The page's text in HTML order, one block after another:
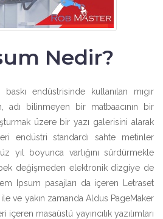
Nedir?
endüstrisinde kullanılan mıgır
adı bilinmeyen bir matbaacının bir
üzere bir yazı galerisini alarak
endüstri standardı sahte metinler
yıl boyunca varlığını sürdürmekle
pek değişmeden elektronik dizgiye de
Ipsum pasajları da içeren Letraset
ile ve yakın zamanda Aldus PageMaker
masaüstü yayıncılık yazılımları